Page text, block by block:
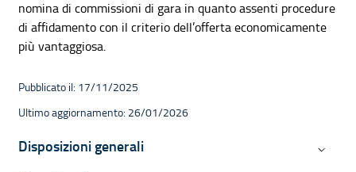
nomina di commissioni di gara in quanto assenti procedure
di affidamento con il criterio dell’offerta economicamente
più vantaggiosa.
Pubblicato il: 17/11/2025
Ultimo aggiornamento: 26/01/2026
Navigazione contestuale di
Disposizioni generali